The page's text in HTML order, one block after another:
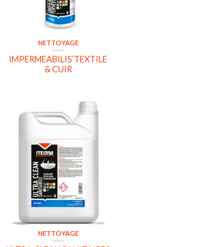
NETTOYAGE
IMPERMEABILIS’TEXTILE
& CUIR
NETTOYAGE